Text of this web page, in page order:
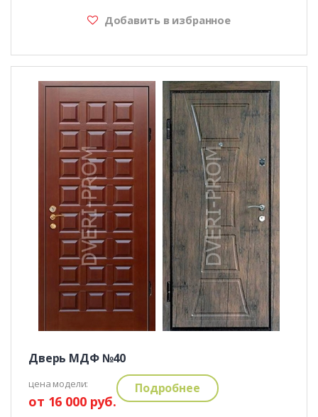
Добавить в избранное
Дверь МДФ №40
цена модели:
от 16 000 руб.
Подробнее